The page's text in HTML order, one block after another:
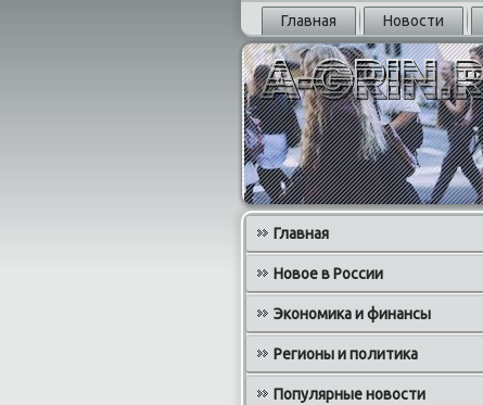
Главная Новости
Главная
Новое в России
Экономика и финансы
Регионы и политика
Популярные новости